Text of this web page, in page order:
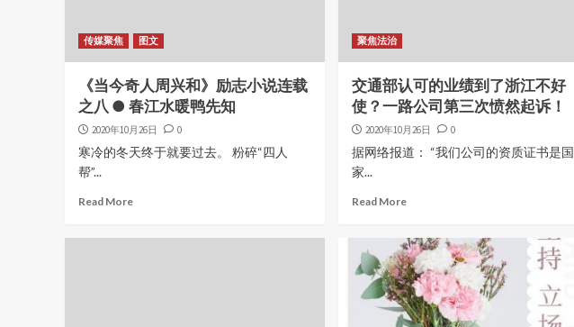
传媒聚焦 图文
《当今奇人周兴和》励志小说连载
之八 ● 春江水暖鸭先知
2020年10月26日 0
寒冷的冬天终于就要过去。 粉碎“四人
帮”...
Read More
聚焦法治
交通部认可的业绩到了浙江不好
使？一路公司第三次愤然起诉！
2020年10月26日 0
据网络报道： “我们公司的资质证书是国
家...
Read More